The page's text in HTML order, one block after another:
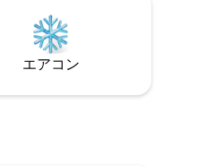
らした場合は、家から
場所に手頃なコインパ
ます。 築70年の
きる2LDK・63㎡の貸
泊以上の長期滞在に最
スファンヒーター暖房
。 江ノ島・鎌
エアコン